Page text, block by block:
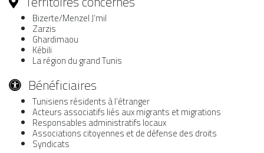
Bizerte/Menzel J’mil
Zarzis
Ghardimaou
Kébili
La région du grand Tunis
Bénéficiaires
Tunisiens résidents à l’étranger
Acteurs associatifs liés aux migrants et migrations
Responsables administratifs locaux
Associations citoyennes et de défense des droits
Syndicats